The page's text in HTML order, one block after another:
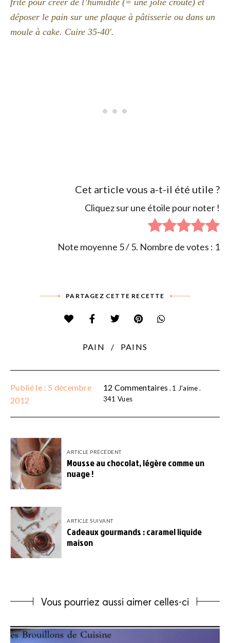
déposer le pain sur une plaque à pâtisserie ou dans un
moule à cake. Cuire 35-40′.
Cet article vous a-t-il été utile ?
Cliquez sur une étoile pour noter !
Note moyenne 5/ 5. Nombre de votes : 1
PARTAGEZ CETTE RECETTE
PAIN PAINS
Publié le : 5 décembre
2012
12 Commentaires 1
J'aime
341 Vues
ARTICLE PRÉCÉDENT
Mousse au chocolat, légère comme un
nuage !
ARTICLE SUIVANT
Cadeaux gourmands : caramel liquide
maison
Vous pourriez aussi aimer celles-ci